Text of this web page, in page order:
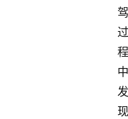
驾
过
程
中
发
现